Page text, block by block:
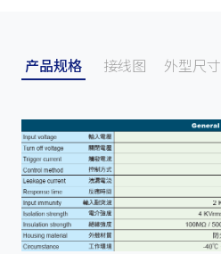
产品规格 接线图 外型尺寸